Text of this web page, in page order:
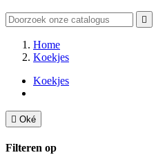

Home
Koekjes
Koekjes
 Oké
Filteren op